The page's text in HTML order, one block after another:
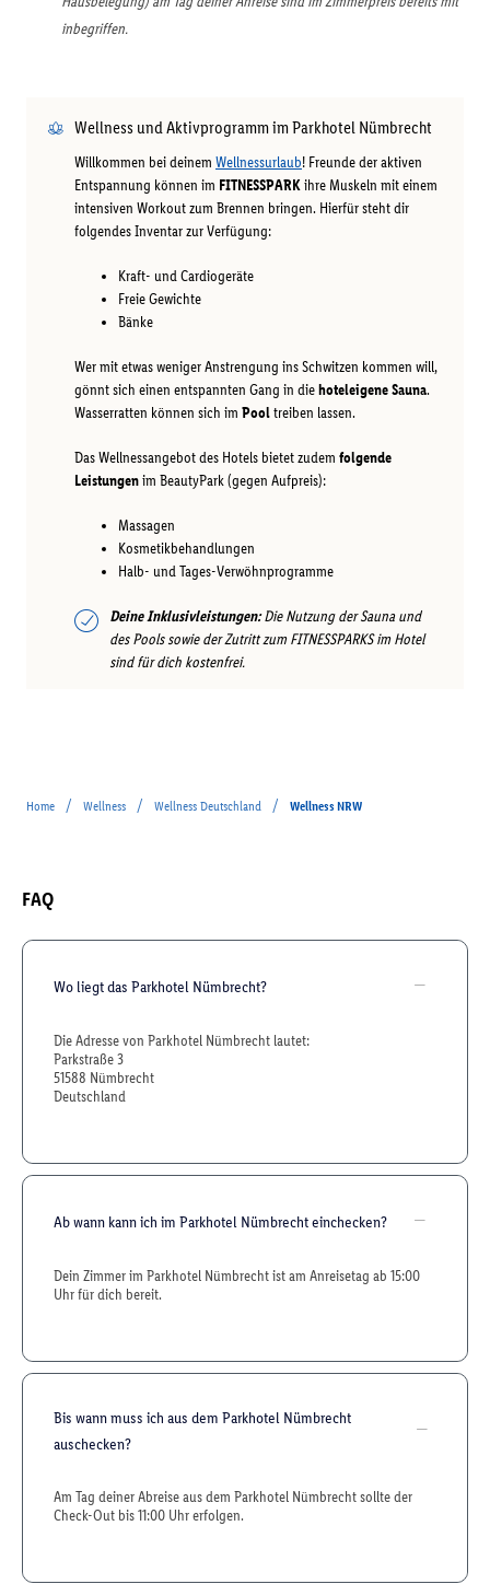
inbegriffen.
Wellness und Aktivprogramm im Parkhotel Nümbrecht
Willkommen bei deinem Wellnessurlaub! Freunde der aktiven
Entspannung können im FITNESSPARKihre Muskeln mit einem
intensiven Workout zum Brennen bringen. Hierfür steht dir
folgendes Inventar zur Verfügung:
Kraft- und Cardiogeräte
Freie Gewichte
Bänke
Wer mit etwas weniger Anstrengung ins Schwitzen kommen will,
gönnt sich einen entspannten Gang in diehoteleigene Sauna.
Wasserratten können sich im Pooltreiben lassen.
Das Wellnessangebot des Hotels bietet zudem folgende
Leistungenim BeautyPark (gegen Aufpreis):
Massagen
Kosmetikbehandlungen
Halb- und Tages-Verwöhnprogramme
Deine Inklusivleistungen:Die Nutzung der Sauna und
des Pools sowie der Zutritt zum FITNESSPARKS im Hotel
sind für dich kostenfrei.
Home / Wellness / Wellness Deutschland / Wellness NRW
FAQ
Wo liegt das Parkhotel Nümbrecht?
Die Adresse von Parkhotel Nümbrecht lautet:
Parkstraße 3
51588 Nümbrecht
Deutschland
Ab wann kann ich im Parkhotel Nümbrecht einchecken?
Dein Zimmer im Parkhotel Nümbrecht ist am Anreisetag ab 15:00
Uhr für dich bereit.
Bis wann muss ich aus dem Parkhotel Nümbrecht
auschecken?
Am Tag deiner Abreise aus dem Parkhotel Nümbrecht sollte der
Check-Out bis 11:00 Uhr erfolgen.